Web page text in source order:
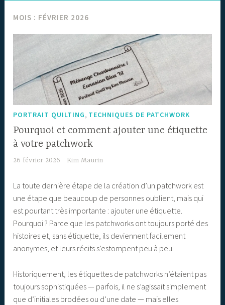
MOIS : FÉVRIER 2026
PORTRAIT QUILTING TECHNIQUES DE PATCHWORK
Pourquoi et comment ajouter une étiquette
à votre patchwork
26 février 2026 Kim Maurin
La toute dernière étape de la création d’un patchwork est
une étape que beaucoup de personnes oublient, mais qui
est pourtant très importante : ajouter une étiquette.
Pourquoi ? Parce que les patchworks ont toujours porté des
histoires et, sans étiquette, ils deviennent facilement
anonymes, et leurs récits s’estompent peu à peu.
Historiquement, les étiquettes de patchworks n’étaient pas
toujours sophistiquées — parfois, il ne s’agissait simplement
que d’initiales brodées ou d’une date — mais elles